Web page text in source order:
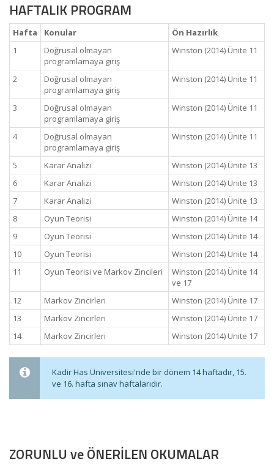
HAFTALIK PROGRAM
Hafta Konular
Ön Hazırlık
1
Doğrusal olmayan
programlamaya giriş
Winston (2014) Ünite 11
2
Doğrusal olmayan
programlamaya giriş
Winston (2014) Ünite 11
3
Doğrusal olmayan
programlamaya giriş
Winston (2014) Ünite 11
4
Doğrusal olmayan
programlamaya giriş
Winston (2014) Ünite 11
5 Karar Analizi
Winston (2014) Ünite 13
6
Karar Analizi
Winston (2014) Ünite 13
7
Karar Analizi
Winston (2014) Ünite 13
8
Oyun Teorisi
Winston (2014) Ünite 14
9
Oyun Teorisi
Winston (2014) Ünite 14
10
Oyun Teorisi
Winston (2014) Ünite 14
11
Oyun Teorisi ve Markov Zincileri
Winston (2014) Ünite 14
ve 17
12
Markov Zincirleri
Winston (2014) Ünite 17
13
Markov Zincirleri
Winston (2014) Ünite 17
14
Markov Zincirleri Winston (2014) Ünite 17
Kadir Has Üniversitesi'nde bir dönem 14 haftadır, 15.
ve 16. hafta sınav haftalarıdır.
ZORUNLU ve ÖNERİLEN OKUMALAR